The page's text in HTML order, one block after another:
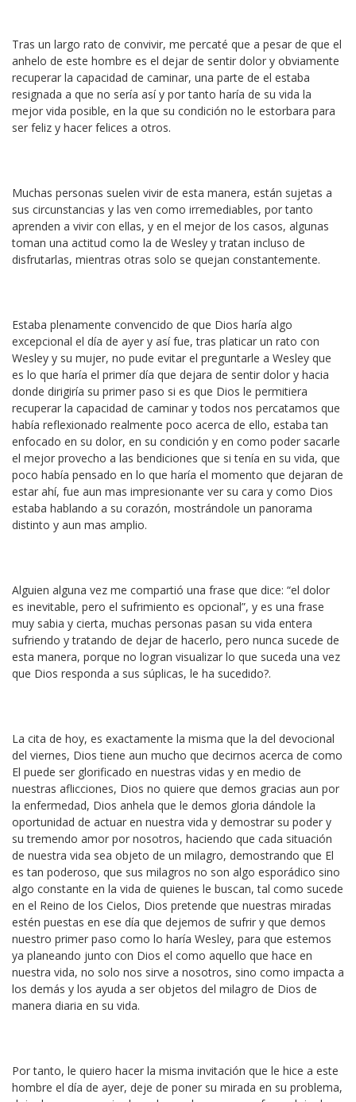
Tras un largo rato de convivir, me percaté que a pesar de que el
anhelo de este hombre es el dejar de sentir dolor y obviamente
recuperar la capacidad de caminar, una parte de el estaba
resignada a que no sería así y por tanto haría de su vida la
mejor vida posible, en la que su condición no le estorbara para
ser feliz y hacer felices a otros.
Muchas personas suelen vivir de esta manera, están sujetas a
sus circunstancias y las ven como irremediables, por tanto
aprenden a vivir con ellas, y en el mejor de los casos, algunas
toman una actitud como la de Wesley y tratan incluso de
disfrutarlas, mientras otras solo se quejan constantemente.
Estaba plenamente convencido de que Dios haría algo
excepcional el día de ayer y así fue, tras platicar un rato con
Wesley y su mujer, no pude evitar el preguntarle a Wesley que
es lo que haría el primer día que dejara de sentir dolor y hacia
donde dirigiría su primer paso si es que Dios le permitiera
recuperar la capacidad de caminar y todos nos percatamos que
había reflexionado realmente poco acerca de ello, estaba tan
enfocado en su dolor, en su condición y en como poder sacarle
el mejor provecho a las bendiciones que si tenía en su vida, que
poco había pensado en lo que haría el momento que dejaran de
estar ahí, fue aun mas impresionante ver su cara y como Dios
estaba hablando a su corazón, mostrándole un panorama
distinto y aun mas amplio.
Alguien alguna vez me compartió una frase que dice: “el dolor
es inevitable, pero el sufrimiento es opcional”, y es una frase
muy sabia y cierta, muchas personas pasan su vida entera
sufriendo y tratando de dejar de hacerlo, pero nunca sucede de
esta manera, porque no logran visualizar lo que suceda una vez
que Dios responda a sus súplicas, le ha sucedido?.
La cita de hoy, es exactamente la misma que la del devocional
del viernes, Dios tiene aun mucho que decirnos acerca de como
El puede ser glorificado en nuestras vidas y en medio de
nuestras aflicciones, Dios no quiere que demos gracias aun por
la enfermedad, Dios anhela que le demos gloria dándole la
oportunidad de actuar en nuestra vida y demostrar su poder y
su tremendo amor por nosotros, haciendo que cada situación
de nuestra vida sea objeto de un milagro, demostrando que El
es tan poderoso, que sus milagros no son algo esporádico sino
algo constante en la vida de quienes le buscan, tal como sucede
en el Reino de los Cielos, Dios pretende que nuestras miradas
estén puestas en ese día que dejemos de sufrir y que demos
nuestro primer paso como lo haría Wesley, para que estemos
ya planeando junto con Dios el como aquello que hace en
nuestra vida, no solo nos sirve a nosotros, sino como impacta a
los demás y los ayuda a ser objetos del milagro de Dios de
manera diaria en su vida.
Por tanto, le quiero hacer la misma invitación que le hice a este
hombre el día de ayer, deje de poner su mirada en su problema,